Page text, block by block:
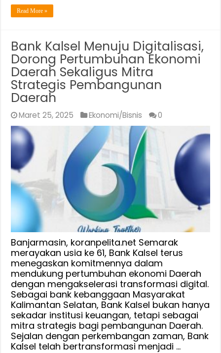
Read More »
Bank Kalsel Menuju Digitalisasi,
Dorong Pertumbuhan Ekonomi
Daerah Sekaligus Mitra
Strategis Pembangunan
Daerah
Maret 25, 2025 Ekonomi/Bisnis 0
Banjarmasin, koranpelita.net Semarak
merayakan usia ke 61, Bank Kalsel terus
menegaskan komitmennya dalam
mendukung pertumbuhan ekonomi Daerah
dengan mengakselerasi transformasi digital.
Sebagai bank kebanggaan Masyarakat
Kalimantan Selatan, Bank Kalsel bukan hanya
sekadar institusi keuangan, tetapi sebagai
mitra strategis bagi pembangunan Daerah.
Sejalan dengan perkembangan zaman, Bank
Kalsel telah bertransformasi menjadi …